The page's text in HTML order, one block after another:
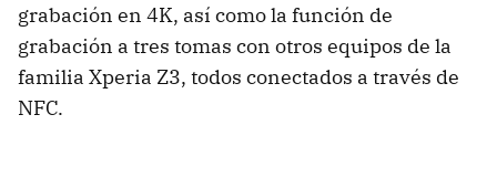
grabación en 4K, así como la función de
grabación a tres tomas con otros equipos de la
familia Xperia Z3, todos conectados a través de
NFC.